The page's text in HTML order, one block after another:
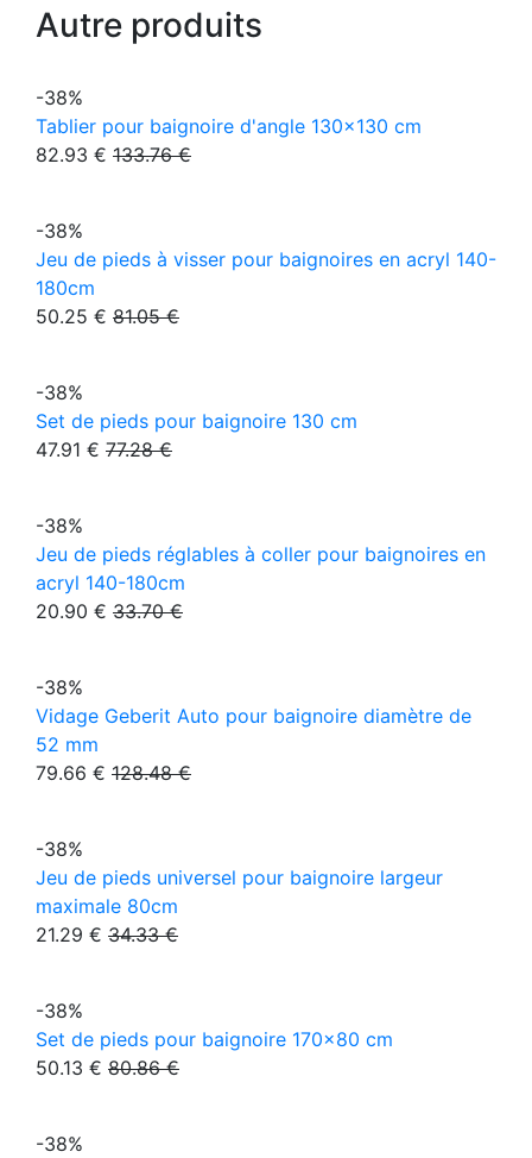
Autre produits
-38%
Tablier pour baignoire d'angle 130x130 cm
82.93 € 133.76 €
-38%
Jeu de pieds à visser pour baignoires en acryl 140-
180cm
50.25 € 81.05 €
-38%
Set de pieds pour baignoire 130 cm
47.91 € 77.28 €
-38%
Jeu de pieds réglables à coller pour baignoires en
acryl 140-180cm
20.90 € 33.70 €
-38%
Vidage Geberit Auto pour baignoire diamètre de
52 mm
79.66 € 128.48 €
-38%
Jeu de pieds universel pour baignoire largeur
maximale 80cm
21.29 € 34.33 €
-38%
Set de pieds pour baignoire 170x80 cm
50.13 € 80.86 €
-38%